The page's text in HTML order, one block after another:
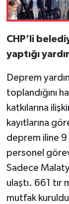
CHP’li
yaptığı
Deprem
toplandığını
katkılarına
kayıtlarına
deprem iline
personel
Sadece
ulaştı. 661 tır
mutfak